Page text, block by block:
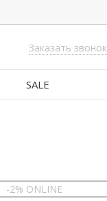
Заказать звонок
SALE
-2% ONLINE